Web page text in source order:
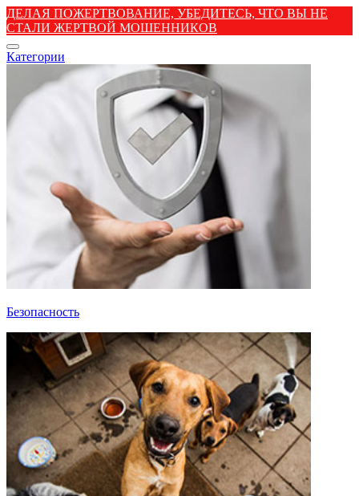
ДЕЛАЯ ПОЖЕРТВОВАНИЕ, УБЕДИТЕСЬ, ЧТО ВЫ НЕ
СТАЛИ ЖЕРТВОЙ МОШЕННИКОВ
Категории
Безопасность